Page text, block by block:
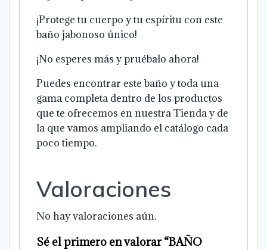
¡Protege tu cuerpo y tu espíritu con este
baño jabonoso único!
¡No esperes más y pruébalo ahora!
Puedes encontrar este baño y toda una
gama completa dentro de los productos
que te ofrecemos en nuestra Tienda y de
la que vamos ampliando el catálogo cada
poco tiempo.
Valoraciones
No hay valoraciones aún.
Sé el primero en valorar “BAÑO